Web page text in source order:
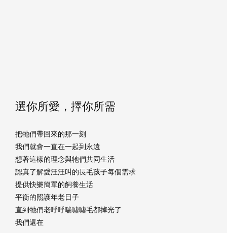
選你所愛，擇你所需
把牠們帶回來的那一刻
我們就會一直在一起到永遠
想著這樣的理念與牠們共同生活
認真了解愛汪汪叫的長毛孩子每個需求
提供快樂簡單的飼養生活
平衡的照護年老日子
直到牠們老呼呼喘噓噓毛都掉光了
我們還在